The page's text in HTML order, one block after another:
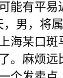
能有平易
男，将
海某口斑
。麻烦远